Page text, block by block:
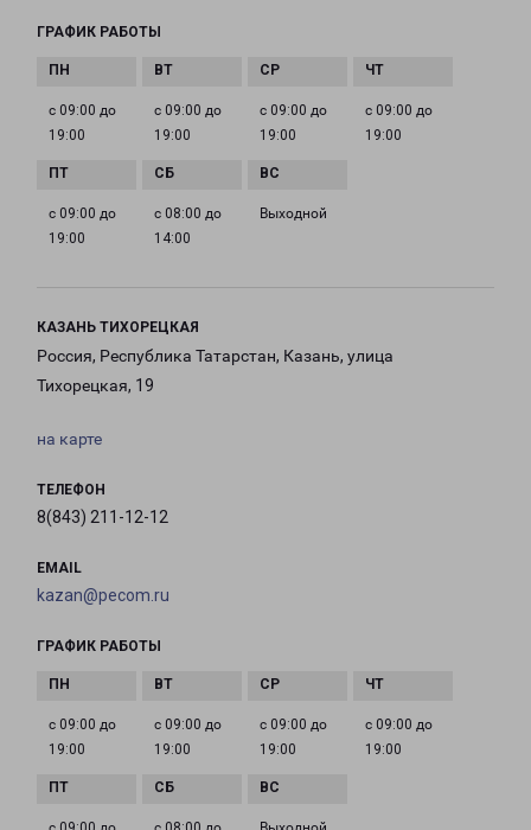
ГРАФИК РАБОТЫ
с 09:00 до
19:00
с 09:00 до
19:00
с 09:00 до
19:00
с 09:00 до
19:00
с 09:00 до
19:00
с 08:00 до
14:00
Выходной
КАЗАНЬ ТИХОРЕЦКАЯ
Россия, Республика Татарстан, Казань, улица
Тихорецкая, 19
на карте
ТЕЛЕФОН
8(843) 211-12-12
EMAIL
kazan@pecom.ru
ГРАФИК РАБОТЫ
с 09:00 до
19:00
с 09:00 до
19:00
с 09:00 до
19:00
с 09:00 до
19:00